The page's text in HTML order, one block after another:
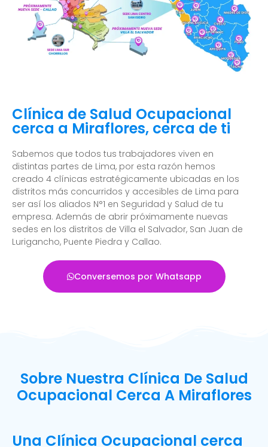
Clínica de Salud Ocupacional
cerca a Miraflores, cerca de ti
Sabemos que todos tus trabajadores viven en
distintas partes de Lima, por esta razón hemos
creado 4 clínicas estratégicamente ubicadas en los
distritos más concurridos y accesibles de Lima para
ser así los aliados N°1 en Seguridad y Salud de tu
empresa. Además de abrir próximamente nuevas
sedes en los distritos de Villa el Salvador, San Juan de
Lurigancho, Puente Piedra y Callao.
Conversemos por Whatsapp
Sobre Nuestra Clínica De Salud
Ocupacional Cerca A Miraflores
Una Clínica Ocupacional cerca